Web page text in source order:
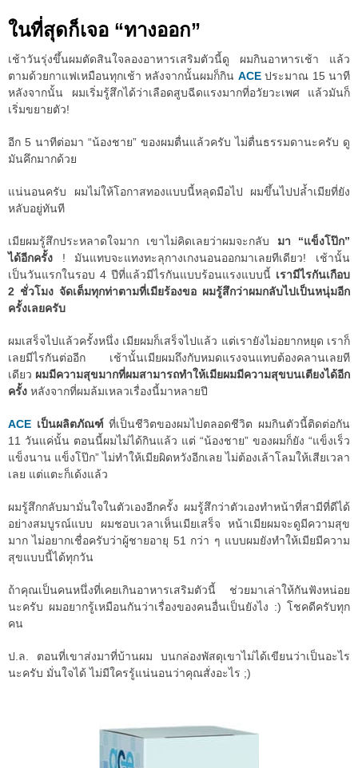
ในที่สุดก็เจอ “ทางออก”
เช้าวันรุ่งขึ้นผมตัดสินใจลองอาหารเสริมตัวนี้ดู ผมกินอาหารเช้า แล้ว
ตามด้วยกาแฟเหมือนทุกเช้า หลังจากนั้นผมก็กิน ACEประมาณ 15 นาที
หลังจากนั้น ผมเริ่มรู้สึกได้ว่าเลือดสูบฉีดแรงมากที่อวัยวะเพศ แล้วมันก็
เริ่มขยายตัว!
อีก 5 นาทีต่อมา “น้องชาย” ของผมตื่นแล้วครับ ไม่ตื่นธรรมดานะครับ ดู
มันคึกมากด้วย
แน่นอนครับ ผมไม่ให้โอกาสทองแบบนี้หลุดมือไป ผมขึ้นไปปล้ำเมียที่ยัง
หลับอยู่ทันที
เมียผมรู้สึกประหลาดใจมาก เขาไม่คิดเลยว่าผมจะกลับ มา “แข็งโป๊ก”
ได้อีกครั้ง ! มันแทบจะแทงทะลุกางเกงนอนออกมาเลยทีเดียว! เช้านั้น
เป็นวันแรกในรอบ 4 ปีที่แล้วมีไรกันแบบร้อนแรงแบบนี้ เรามีไรกันเกือบ
2 ชั่วโมง จัดเต็มทุกท่าตามที่เมียร้องขอ ผมรู้สึกว่าผมกลับไปเป็นหนุ่มอีก
ครั้งเลยครับ
ผมเสร็จไปแล้วครั้งหนึ่ง เมียผมก็เสร็จไปแล้ว แต่เรายังไม่อยากหยุด เราก็
เลยมีไรกันต่ออีก เช้านั้นเมียผมถึงกับหมดแรงจนแทบต้องคลานเลยที
เดียว ผมมีความสุขมากที่ผมสามารถทำให้เมียผมมีความสุขบนเตียงได้อีก
ครั้ง หลังจากที่ผมล้มเหลวเรื่องนี้มาหลายปี
ACE เป็นผลิตภัณฑ์ที่เป็นชีวิตของผมไปตลอดชีวิต ผมกินตัวนี้ติดต่อกัน
11 วันแค่นั้น ตอนนี้ผมไม่ได้กินแล้ว แต่ “น้องชาย” ของผมก็ยัง “แข็งเร็ว
แข็งนาน แข็งโป๊ก” ไม่ทำให้เมียผิดหวังอีกเลย ไม่ต้องเล้าโลมให้เสียเวลา
เลย แต่แตะก็เด้งแล้ว
ผมรู้สึกกลับมามั่นใจในตัวเองอีกครั้ง ผมรู้สึกว่าตัวเองทำหน้าที่สามีที่ดีได้
อย่างสมบูรณ์แบบ ผมชอบเวลาเห็นเมียเสร็จ หน้าเมียผมจะดูมีความสุข
มาก ไม่อยากเชื่อครับว่าผู้ชายอายุ 51 กว่า ๆ แบบผมยังทำให้เมียมีความ
สุขแบบนี้ได้ทุกวัน
ถ้าคุณเป็นคนหนึ่งที่เคยเกินอาหารเสริมตัวนี้ ช่วยมาเล่าให้กันฟังหน่อย
นะครับ ผมอยากรู้เหมือนกันว่าเรื่องของคนอื่นเป็นยังไง :) โชคดีครับทุก
คน
ป.ล. ตอนที่เขาส่งมาที่บ้านผม บนกล่องพัสดุเขาไม่ได้เขียนว่าเป็นอะไร
นะครับ มั่นใจได้ ไม่มีใครรู้แน่นอนว่าคุณสั่งอะไร ;)